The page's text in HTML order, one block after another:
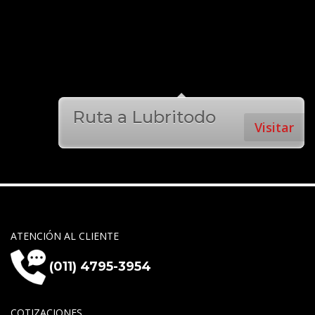
Visitar
Ruta a Lubritodo
ATENCIÓN AL CLIENTE
(011) 4795-3954